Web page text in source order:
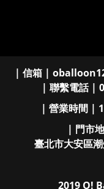
| 信箱 |
| 聯繫電話 |
| 營業時間 |
| 門市
臺北市大安區
2019 O!